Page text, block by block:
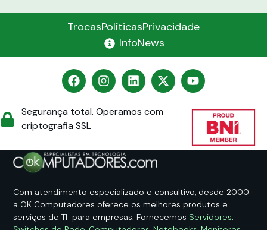
TrocasPolíticasPrivacidade
InfoNews
Segurança total. Operamos com
criptografia SSL
Com atendimento especializado e consultivo, desde 2000
a OK Computadores oferece os melhores produtos e
serviços de TI para empresas. Fornecemos Servidores